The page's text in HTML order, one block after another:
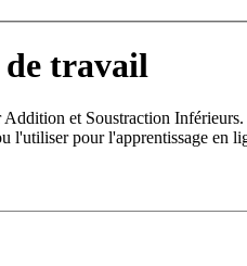
travail
et Soustraction
l'utiliser pour l'apprentissage en